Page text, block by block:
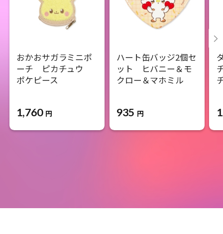
おかおサガラミニポ
ーチ ピカチュウ
ポケピース
1,760 円
ハート缶バッジ2個セ
ット ヒバニー＆モ
クロー＆マホミル
935 円